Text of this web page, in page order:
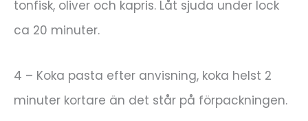
tonfisk, oliver och kapris. Låt sjuda under lock
ca 20 minuter.
4 – Koka pasta efter anvisning, koka helst 2
minuter kortare än det står på förpackningen.